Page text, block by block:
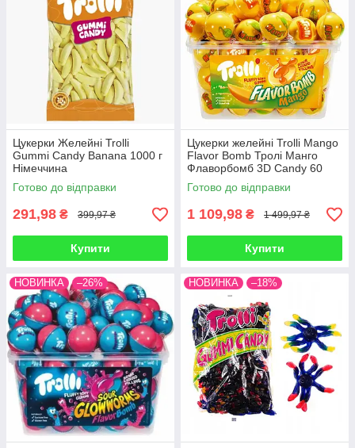
Цукерки Желейні Trolli
Gummi Candy Banana 1000 г
Німеччина
Готово до відправки
291,98 ₴ 399,97 ₴
Купити
Цукерки желейні Trolli Mango
Flavor Bomb Тролі Манго
Флаворбомб 3D Candy 60
штук 1128 г Німеччина
Готово до відправки
1 109,98 ₴ 1 499,97 ₴
Купити
НОВИНКА –26% НОВИНКА –18%